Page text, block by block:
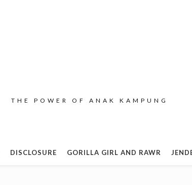
THE POWER OF ANAK KAMPUNG
DISCLOSURE GORILLA GIRL AND RAWR